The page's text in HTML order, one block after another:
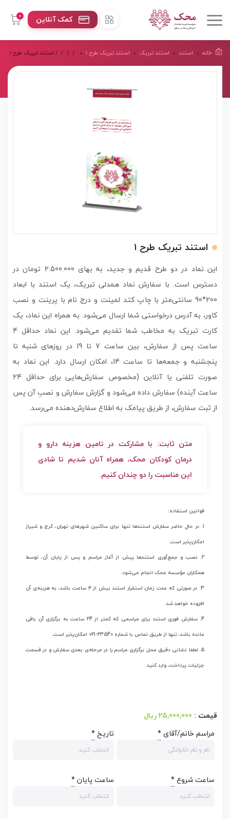
0 کمک آنلاین
خانه / استند / استند تبریک / استند تبریک طرح ۱ / استند تبریک طرح ۱
استند تبریک طرح ۱
این نماد در دو طرح قدیم و جدید، به بهای 2.500.000 تومان در
دسترس است. با سفارش نماد همدلی تبریک، یک استند با ابعاد
200*90 سانتی‌متر با چاپ کتد لمینت و درج نام با پرینت و نصب
کاور، به آدرس درخواستی شما ارسال می‌شود. به همراه این نماد، یک
کارت تبریک به مخاطب شما تقدیم می‌شود. این نماد حداقل 4
ساعت پس از سفارش، بین ساعت 7 تا 19 در روزهای شنبه تا
پنجشنبه و جمعه‌ها تا ساعت 14، امکان ارسال دارد. این نماد به
صورت تلفنی یا آنلاین (مخصوص سفارش‌هایی برای حداقل 24
ساعت آینده) سفارش داده می‌شود و گزارش سفارش و نصبِ آن پس
از ثبت سفارش، از طریق پیامک به اطلاع سفارش‌دهنده می‌رسد.
متن ثابت: با مشارکت در تامین هزینه دارو و
درمان کودکان محک، همراه آنان شدیم تا شادی
این مناسبت را دو چندان کنیم.
قوانین استفاده:
1. در حال حاضر سفارش استندها تنها برای ساکنین شهرهای تهران، کرج و شیراز
امكان‌پذير است.
2. نصب و جمع‌آوری استندها پیش از آغاز مراسم و پس از پایان آن، توسط
همکاران مؤسسه محک انجام می‌شود.
3. در صورتی‌ که مدت زمان استقرار استند بیش از ۴ ساعت باشد، به هزینه‌ی آن
افزوده خواهد شد.
4. سفارش فوری استند برای مراسمی که کمتر از 24 ساعت به برگزاری آن باقی
مانده باشد، تنها از طریق تماس با شماره 23540-021 امکان‌پذیر است.
5. لطفا نشانی دقیق محل برگزاری مراسم را در مرحله‌ی بعدی سفارش و در قسمت
جزئیات پرداخت، وارد کنید.
25,000,000 ریال
مراسم خانم/آقای* تاریخ*
ساعت شروع* ساعت پایان*